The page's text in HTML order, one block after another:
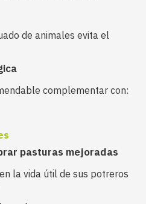
de animales evita el
complementar con:
pasturas mejoradas
la vida útil de sus potreros